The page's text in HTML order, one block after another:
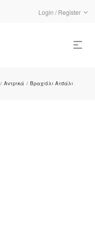
Login / Register
/ Αντρικά / Βραχιόλι Ατσάλι